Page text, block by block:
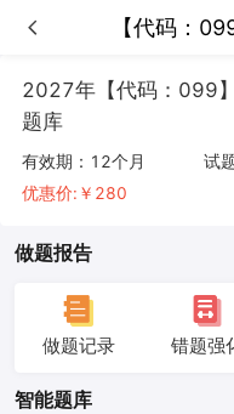
【代码：
【代码：099】口腔医
2027年【代码：099
题库
有效期： 12个月
优惠价:￥ 280
试
做题报告
做题记录 错题强
智能题库